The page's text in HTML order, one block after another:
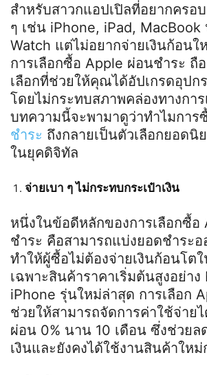
สำหรับสาวกแอปเปิลที่อยากครอ
ๆ เช่น iPhone, iPad, MacBook
Watch แต่ไม่อยากจ่ายเงินก้อนใ
การเลือกซื้อ Apple ผ่อนชำระ ถื
เลือกที่ช่วยให้คุณได้อัปเกรดอุป
โดยไม่กระทบสภาพคล่องทางกา
บทความนี้จะพามาดูว่าทำไมการ
ชำระ ถึงกลายเป็นตัวเลือกยอดนิ
ในยุคดิจิทัล
จ่ายเบา ๆ ไม่กระทบกระเป๋าเงิน
หนึ่งในข้อดีหลักของการเลือกซื้อ
ชำระ คือสามารถแบ่งยอดชำระอ
ทำให้ผู้ซื้อไม่ต้องจ่ายเงินก้อนโตใ
เฉพาะสินค้าราคาเริ่มต้นสูงอย่า
iPhone รุ่นใหม่ล่าสุด การเลือก
ช่วยให้สามารถจัดการค่าใช้จ่าย
ผ่อน 0% นาน 10 เดือน ซึ่งช่วยล
เงินและยังคงได้ใช้งานสินค้าให